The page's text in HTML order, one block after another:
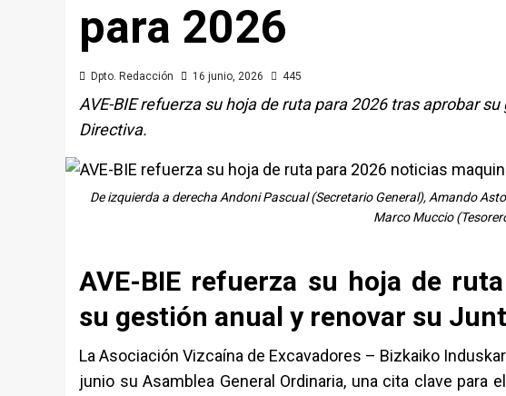
para 2026
Dpto. Redacción 16 junio, 2026 445
AVE-BIE refuerza su hoja de ruta para 2026 tras aprobar
Directiva.
De izquierda a derecha Andoni Pascual (Secretario General), Amando
Marco Muccio
AVE-BIE refuerza su hoja de
su gestión anual y renovar su
La Asociación Vizcaína de Excavadores – Bizkaiko
junio su Asamblea General Ordinaria, una cita clave para